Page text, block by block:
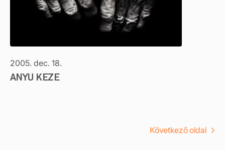
2005. dec. 18.
ANYU KEZE
Következő oldal